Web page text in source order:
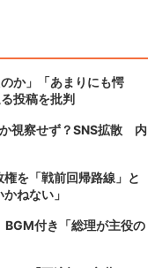
か」「あまりにも愕
投稿を批判
視察せず？SNS拡散 内
を「戦前回帰路線」と
ねない」
付き「総理が主役の